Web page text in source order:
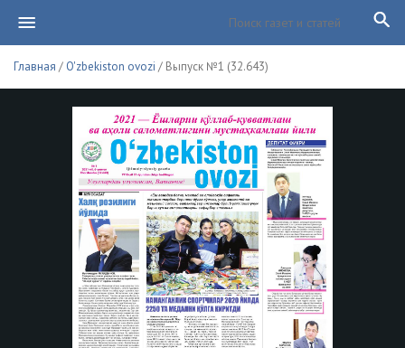
Главная / O'zbekiston ovozi / Выпуск №1 (32.643)